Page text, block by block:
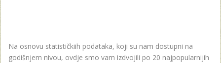
Na osnovu statističkiih podataka, koji su nam dostupni na
godišnjem nivou, ovdje smo vam izdvojili po 20 najpopularnijih